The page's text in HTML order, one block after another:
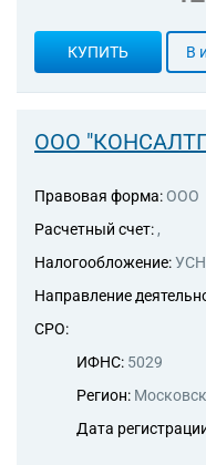
КУПИТЬ В
ООО
Правовая форма: ООО
Расчетный счет: ,
Налогообложение:УСН
Направление
СРО:
ИФНС: 5029
Регион:
Дата